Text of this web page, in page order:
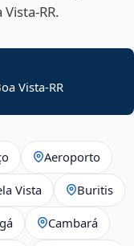
Vista-RR
Aeroporto
Vista Buritis
Cambará